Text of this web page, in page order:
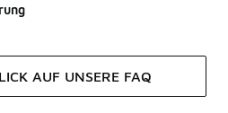
AUF UNSERE FAQ